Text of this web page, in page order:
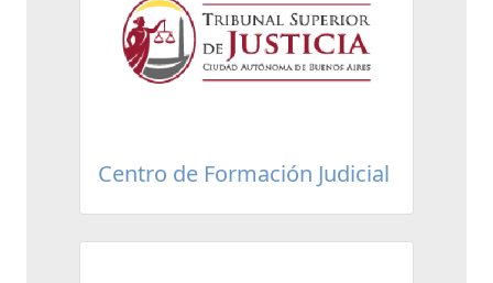
Centro de Formación Judicial